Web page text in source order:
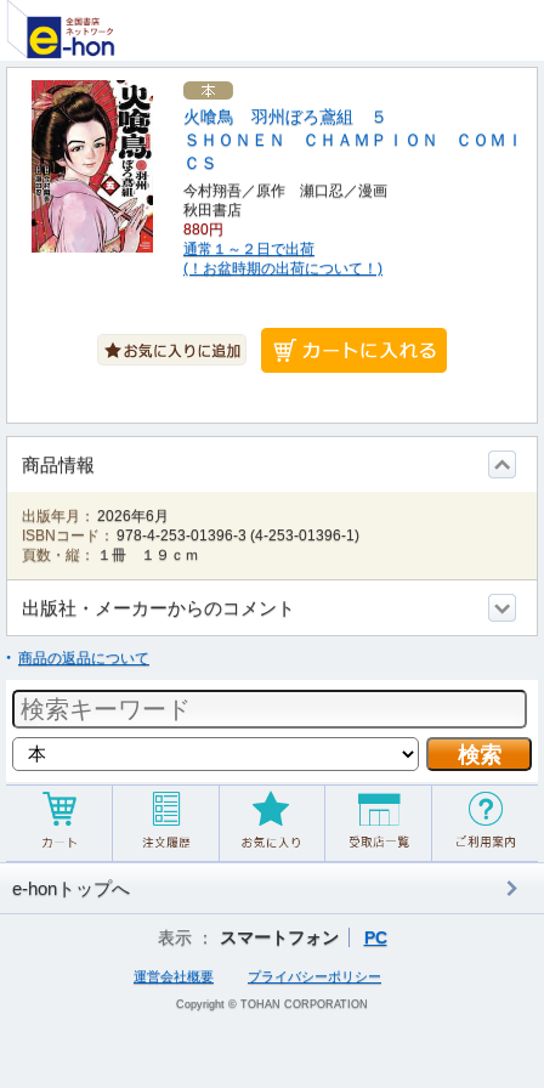
火喰鳥 羽州ぼろ鳶組 ５
ＳＨＯＮＥＮ ＣＨＡＭＰＩＯＮ ＣＯＭＩ
ＣＳ
今村翔吾／原作 瀬口忍／漫画
秋田書店
880円
通常１～２日で出荷
(！お盆時期の出荷について！)
商品情報
出版年月： 2026年6月
ISBNコード： 978-4-253-01396-3 (4-253-01396-1)
頁数・縦：
１冊 １９ｃｍ
出版社・メーカーからのコメント
商品の返品について
e-honトップへ
表示 ： スマートフォン PC
運営会社概要 プライバシーポリシー
Copyright © TOHAN CORPORATION